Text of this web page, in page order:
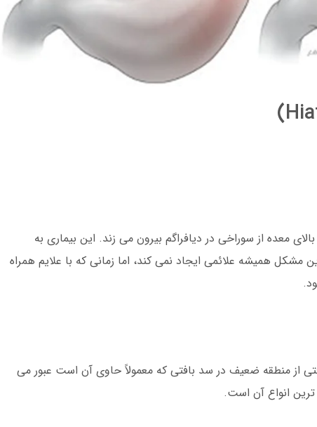
معده از سوراخی در دیافراگم بیرون می زند. این بیماری به
همیشه علائمی ایجاد نمی کند، اما زمانی که با علایم همراه
از منطقه ضعیف در سد بافتی که معمولاً حاوی آن است عبور می
انواع آن است.